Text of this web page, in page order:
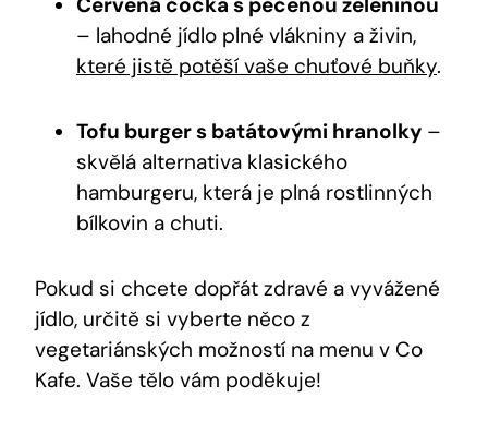
– lahodné jídlo plné vlákniny a živin,
které jistě potěší vaše chuťové buňky.
Tofu burger s batátovými hranolky –
skvělá alternativa klasického
hamburgeru, která je plná rostlinných
bílkovin a chuti.
Pokud si chcete dopřát zdravé a vyvážené
jídlo, určitě si vyberte něco z
vegetariánských možností na menu v Co
Kafe. Vaše tělo vám poděkuje!